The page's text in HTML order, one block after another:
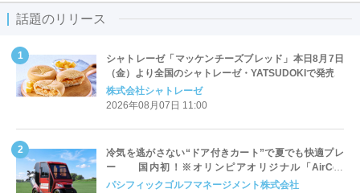
話題のリリース
シャトレーゼ「マッケンチーズブレッド」本日8月7日
（金）より全国のシャトレーゼ・YATSUDOKIで発売
株式会社シャトレーゼ
2026年08月07日 11:00
冷気を逃がさない“ドア付きカート”で夏でも快適プレ
ー 国内初！※オリンピアオリジナル「AirCon
Cart（エアコンカート）」導入 | ＰＧＭ
パシフィックゴルフマネージメント株式会社